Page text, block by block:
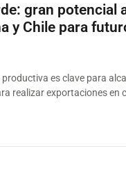
gran potencial
y Chile para
es clave para
realizar exportaciones en